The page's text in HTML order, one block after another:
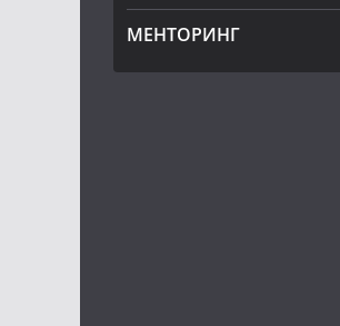
МЕНТОРИНГ